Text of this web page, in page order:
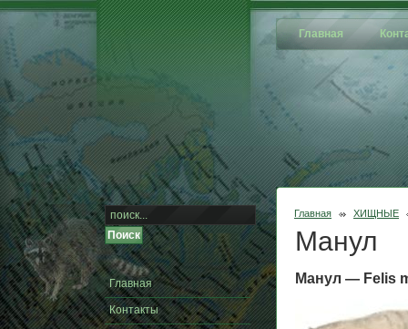
Главная
Главная ХИЩНЫЕ
Манул
Манул — Felis
Главная
Контакты